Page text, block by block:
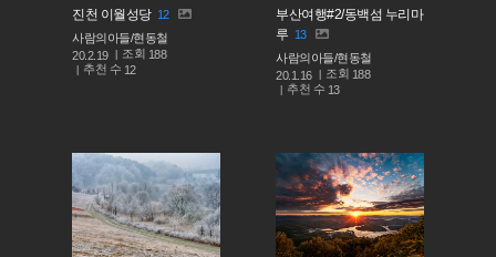
진천 이월성당 12
사람의아들/현동철
20.2.19
조회 188
추천 수 12
부산여행#2/동백섬 누리마
루 13
사람의아들/현동철
20.1.16
조회 188
추천 수 13